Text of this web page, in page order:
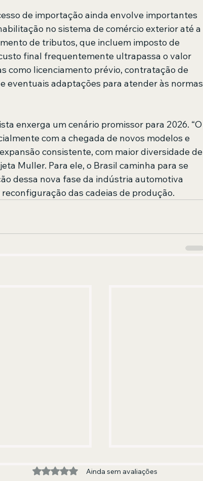
de importação ainda envolve importantes
no sistema de comércio exterior até a
de tributos, que incluem imposto de
final frequentemente ultrapassa o valor
como licenciamento prévio, contratação de
eventuais adaptações para atender às normas
enxerga um cenário promissor para 2026. “O
com a chegada de novos modelos e
consistente, com maior diversidade de
Muller. Para ele, o Brasil caminha para se
dessa nova fase da indústria automotiva
das cadeias de produção.
Avaliado com 0 de 5 estrelas.
Ainda sem avaliações